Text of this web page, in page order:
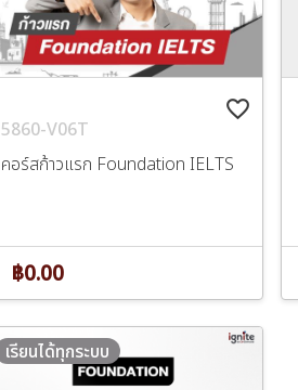
favorite_border
5860-V06T
คอร์สก้าวแรก Foundation IELTS
฿0.00
เรียนได้ทุกระบบ